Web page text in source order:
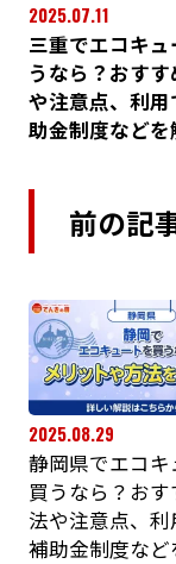
2025.07.11
三重でエコキュ
うなら？おす
や注意点、利
助金制度などを
前の記
2025.08.29
静岡県でエコキ
買うなら？お
法や注意点、利
補助金制度など